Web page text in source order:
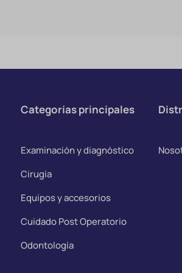
Categorías principales
Examinación y diagnóstico
Cirugía
Equipos y accesorios
Cuidado Post Operatorio
Odontología